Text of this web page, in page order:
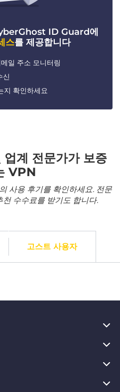
ID Guard에
스를 제공합니다
일 주소 모니터링
신
지 확인하세요
업계 전문가가 보증
VPN
사용 후기를 확인하세요. 전문
수수료를 받기도 합니다.
고스트 사용자